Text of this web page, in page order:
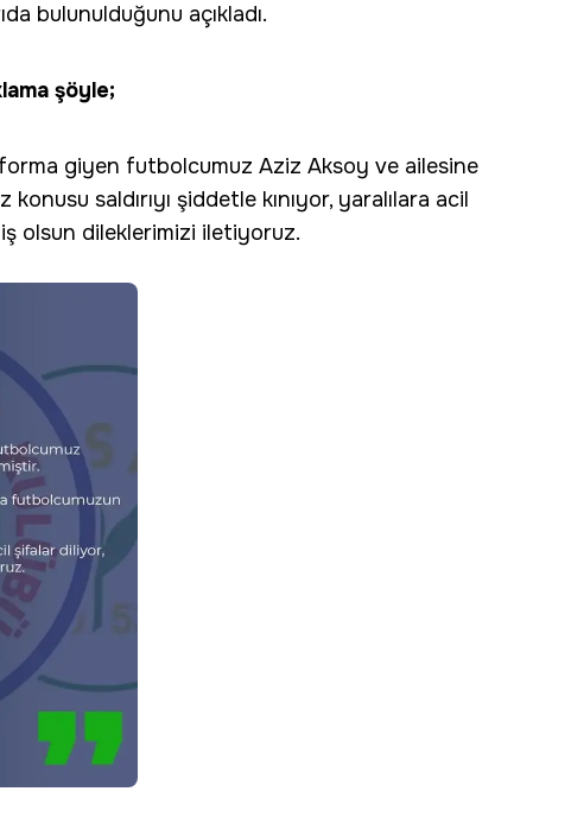
bulunulduğunu açıkladı.
şöyle;
giyen futbolcumuz Aziz Aksoy ve ailesine
saldırıyı şiddetle kınıyor, yaralılara acil
olsun dileklerimizi iletiyoruz.